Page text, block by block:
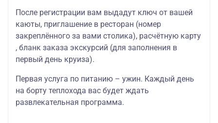
После регистрации вам выдадут ключ от вашей
каюты, приглашение в ресторан (номер
закреплённого за вами столика), расчётную карту
, бланк заказа экскурсий (для заполнения в
первый день круиза).
Первая услуга по питанию – ужин. Каждый день
на борту теплохода вас будет ждать
развлекательная программа.